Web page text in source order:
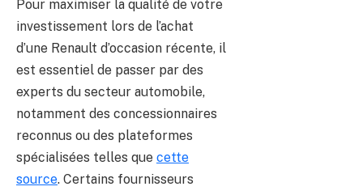
Pour maximiser la qualité de votre
investissement lors de l’achat
d’une Renault d’occasion récente, il
est essentiel de passer par des
experts du secteur automobile,
notamment des concessionnaires
reconnus ou des plateformes
spécialisées telles que cette
source. Certains fournisseurs